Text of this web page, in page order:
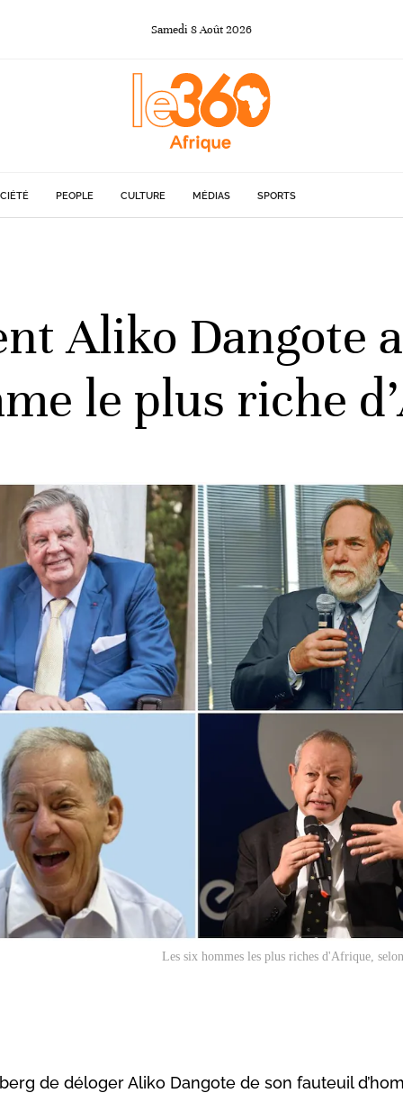
Samedi 8Août2026
PEOPLE CULTURE MÉDIAS SPORTS
Aliko Dangote
le plus riche
Les six hommes les plus riches d'Afrique,
de déloger Aliko Dangote de son fauteuil